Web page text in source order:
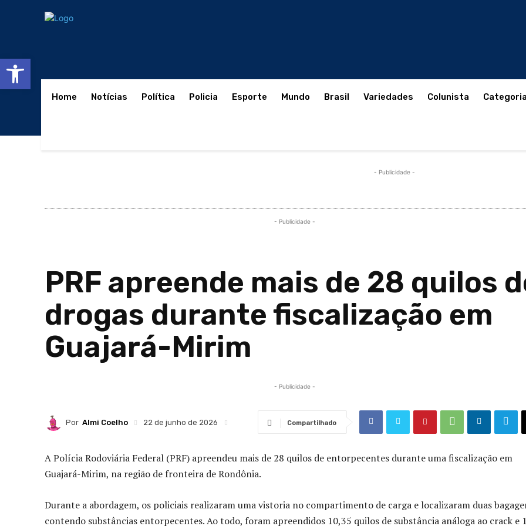
Abrir a barra de ferramentas
Home Notícias Política Policia Esporte Mundo Brasil Variedades Colunista
- Publicidade -
- Publicidade -
PRF apreende mais de 28 quilos
drogas durante fiscalização em
Guajará-Mirim
- Publicidade -
Por Almi Coelho 22 de junho de 2026 Compartilhado
A Polícia Rodoviária Federal (PRF) apreendeu mais de 28 quilos de entorpecentes durante uma fiscalização em
Guajará-Mirim, na região de fronteira de Rondônia.
Durante a abordagem, os policiais realizaram uma vistoria no compartimento de carga e localizaram duas
contendo substâncias entorpecentes. Ao todo, foram apreendidos 10,35 quilos de substância análoga ao crack e